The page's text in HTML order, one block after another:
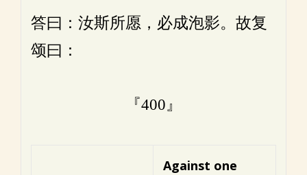
答曰：汝斯所愿，必成泡影。故复
颂曰：
『400』
Against one